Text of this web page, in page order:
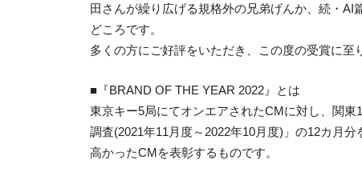
田さんが繰り広げる規格外の兄弟げんか、続・
どころです。
多くの方にご好評をいただき、この度の受賞に至
■『BRAND OF THE YEAR 2022』とは
東京キー5局にてオンエアされたCMに対し、関
調査(2021年11月度～2022年10月度)」の12カ月
高かったCMを表彰するものです。